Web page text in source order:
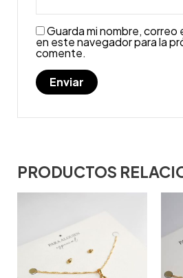
Guarda mi nombre,
en este navegador para la
comente.
PRODUCTOS